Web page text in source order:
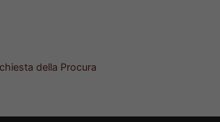
della Procura